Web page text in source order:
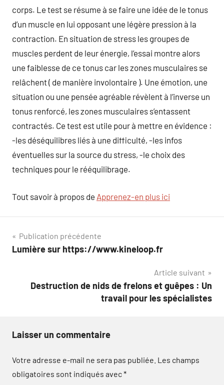
corps. Le test se résume à se faire une idée de le tonus
d’un muscle en lui opposant une légère pression à la
contraction. En situation de stress les groupes de
muscles perdent de leur énergie, l’essai montre alors
une faiblesse de ce tonus car les zones musculaires se
relâchent ( de manière involontaire ). Une émotion, une
situation ou une pensée agréable révèlent à l’inverse un
tonus renforcé, les zones musculaires s’entassent
contractés. Ce test est utile pour à mettre en évidence :
-les déséquilibres liés à une difficulté, -les infos
éventuelles sur la source du stress, -le choix des
techniques pour le rééquilibrage.
Tout savoir à propos de Apprenez-en plus ici
Navigation
de
Publication précédente
Lumière sur https://www.kineloop.fr
Article suivant
Destruction de nids de frelons et guêpes : Un
travail pour les spécialistes
Laisser un commentaire
Votre adresse e-mail ne sera pas publiée. Les champs
obligatoires sont indiqués avec*